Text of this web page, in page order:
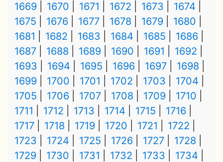
1669
1670 1671 1672 1673
1674
1675
1676 1677 1678 1679
1680
1681
1682 1683 1684 1685
1686
1687
1688 1689 1690 1691
1692
1693
1694 1695 1696 1697
1698
1699
1700 1701 1702 1703
1704
1705
1706 1707 1708 1709
1710
1711
1712 1713 1714 1715
1716
1717
1718 1719 1720 1721
1722
1723
1724 1725 1726 1727
1728
1729
1730 1731 1732 1733
1734